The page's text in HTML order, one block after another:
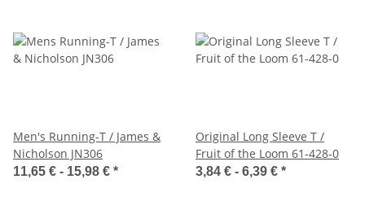
Men's Running-T / James &
Nicholson JN306
11,65 € - 15,98 € *
Original Long Sleeve T /
Fruit of the Loom 61-428-0
3,84 € - 6,39 € *